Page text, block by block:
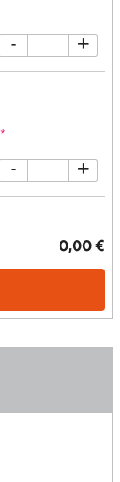
- +
*
- +
0,00 €